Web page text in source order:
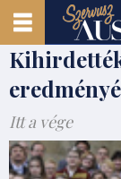
Itt a vége